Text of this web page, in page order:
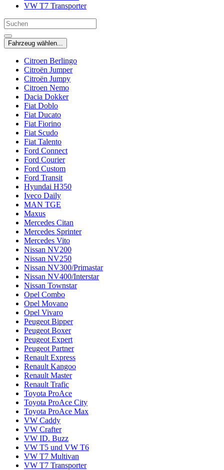
VW T7 Transporter
Fahrzeug wählen...
Citroen Berlingo
Citroën Jumper
Citroën Jumpy
Citroen Nemo
Dacia Dokker
Fiat Doblo
Fiat Ducato
Fiat Fiorino
Fiat Scudo
Fiat Talento
Ford Connect
Ford Courier
Ford Custom
Ford Transit
Hyundai H350
Iveco Daily
MAN TGE
Maxus
Mercedes Citan
Mercedes Sprinter
Mercedes Vito
Nissan NV200
Nissan NV250
Nissan NV300/Primastar
Nissan NV400/Interstar
Nissan Townstar
Opel Combo
Opel Movano
Opel Vivaro
Peugeot Bipper
Peugeot Boxer
Peugeot Expert
Peugeot Partner
Renault Express
Renault Kangoo
Renault Master
Renault Trafic
Toyota ProAce
Toyota ProAce City
Toyota ProAce Max
VW Caddy
VW Crafter
VW ID. Buzz
VW T5 und VW T6
VW T7 Multivan
VW T7 Transporter